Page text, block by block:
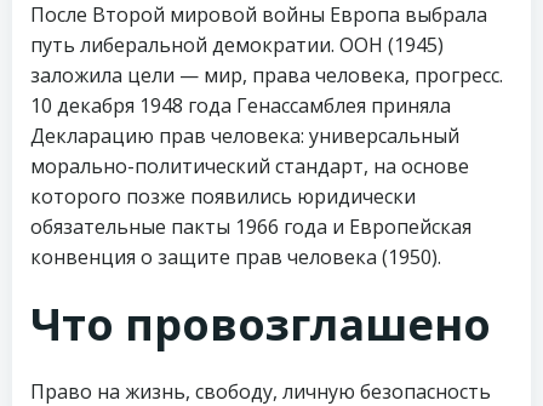
После Второй мировой войны Европа выбрала
путь либеральной демократии. ООН (1945)
заложила цели — мир, права человека, прогресс.
10 декабря 1948 года Генассамблея приняла
Декларацию прав человека: универсальный
морально-политический стандарт, на основе
которого позже появились юридически
обязательные пакты 1966 года и Европейская
конвенция о защите прав человека (1950).
Что провозглашено
Право на жизнь, свободу, личную безопасность